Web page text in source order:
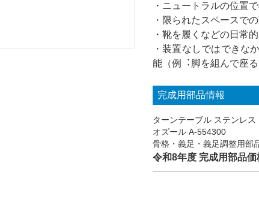
・ニュートラルの位置
・限られたスペースで
・靴を履くなどの日常
・装置なしではできな
能（例︓脚を組んで座る
完成用部品情報
ターンテーブル ステンレス
オズール A-554300
骨格・義足・義足調整用部
令和8年度 完成用部品